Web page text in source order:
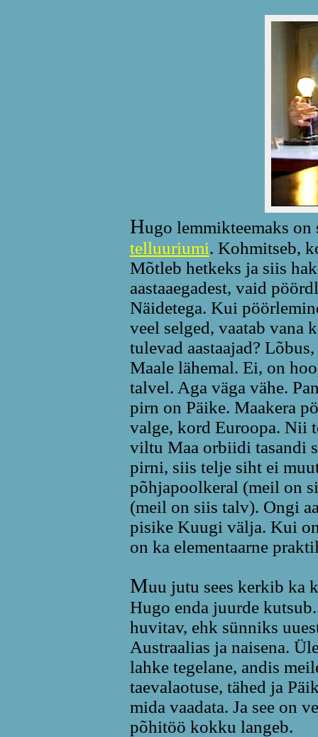
Hugo lemmikteemaks
telluuriumi. Kohmitseb,
Mõtleb hetkeks ja siis
aastaaegadest, vaid
Näidetega. Kui
veel selged, vaatab vana
tulevad aastaajad?
Maale lähemal. Ei, on
talvel. Aga väga vähe.
pirn on Päike. Maakera
valge, kord Euroopa. Nii
viltu Maa orbiidi tasandi
pirni, siis telje siht ei
põhjapoolkeral (meil on
(meil on siis talv). Ongi
pisike Kuugi välja. Kui
on ka elementaarne
Muu jutu sees kerkib ka
Hugo enda juurde
huvitav, ehk sünniks
Austraalias ja naisena.
lahke tegelane, andis
taevalaotuse, tähed ja
mida vaadata. Ja see on
põhitöö kokku langeb.